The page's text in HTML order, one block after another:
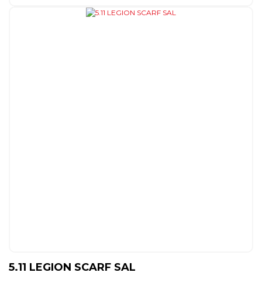
5.11 LEGION SCARF SAL